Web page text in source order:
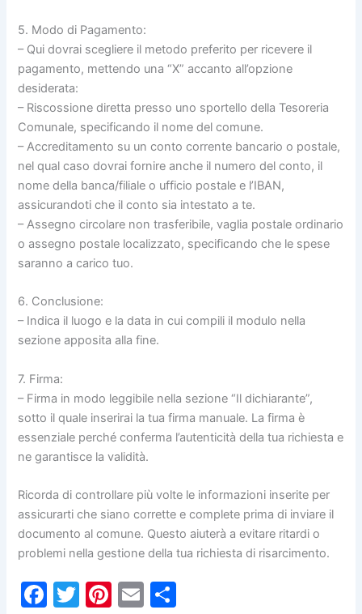
5. Modo di Pagamento:
– Qui dovrai scegliere il metodo preferito per ricevere il
pagamento, mettendo una “X” accanto all’opzione
desiderata:
– Riscossione diretta presso uno sportello della Tesoreria
Comunale, specificando il nome del comune.
– Accreditamento su un conto corrente bancario o postale,
nel qual caso dovrai fornire anche il numero del conto, il
nome della banca/filiale o ufficio postale e l’IBAN,
assicurandoti che il conto sia intestato a te.
– Assegno circolare non trasferibile, vaglia postale ordinario
o assegno postale localizzato, specificando che le spese
saranno a carico tuo.
6. Conclusione:
– Indica il luogo e la data in cui compili il modulo nella
sezione apposita alla fine.
7. Firma:
– Firma in modo leggibile nella sezione “Il dichiarante”,
sotto il quale inserirai la tua firma manuale. La firma è
essenziale perché conferma l’autenticità della tua richiesta e
ne garantisce la validità.
Ricorda di controllare più volte le informazioni inserite per
assicurarti che siano corrette e complete prima di inviare il
documento al comune. Questo aiuterà a evitare ritardi o
problemi nella gestione della tua richiesta di risarcimento.
F
T
Pi E